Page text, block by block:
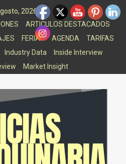
2026
ARTICULOS DESTACADOS
FERIAS AGENDA
TARIFAS
Industry Data
Inside Interview
Market Insight